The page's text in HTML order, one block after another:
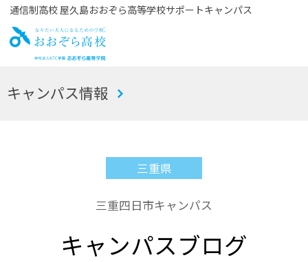
通信制高校 屋久島おおぞら高等学校サポートキャンパス
お
キャンパス情報
三重県
三重四日市キャンパス
キャンパスブログ